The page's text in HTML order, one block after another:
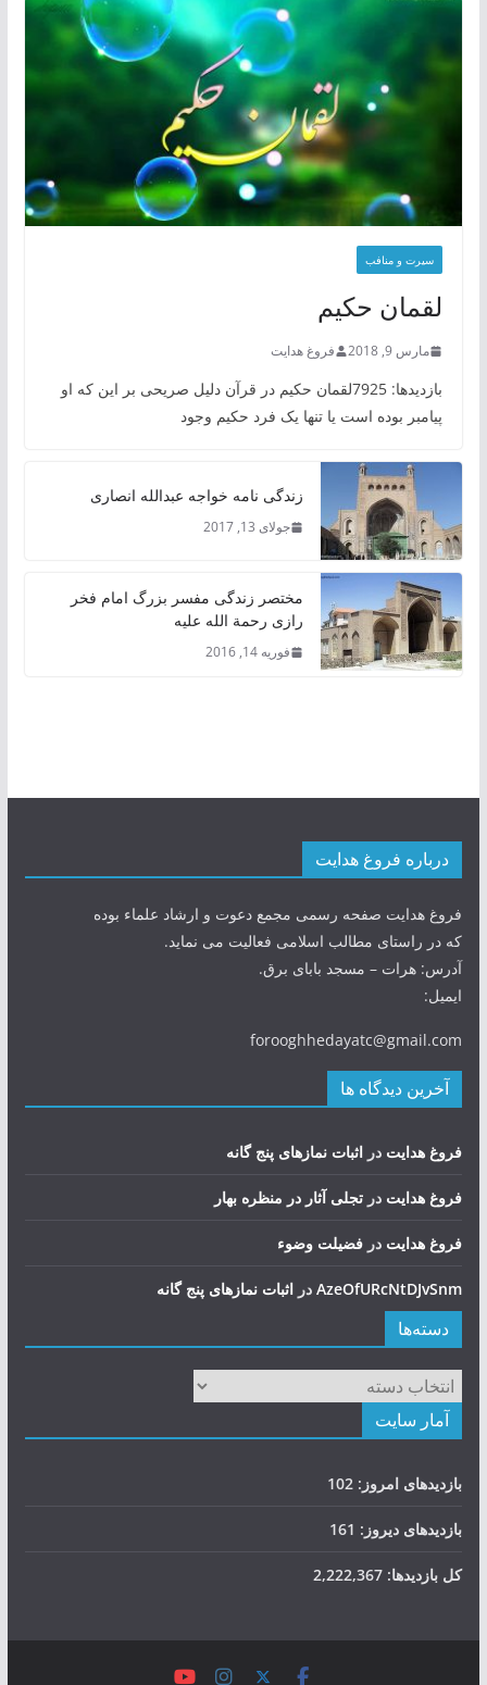
سیرت و منافب
لقمان حکیم
مارس 9, 2018 فروغ هدایت
بازدیدها: 7925لقمان حکیم در قرآن دلیل صریحی بر این که او
پیامبر بوده است یا تنها یک فرد حکیم وجود
زندگی نامه خواجه عبدالله انصاری
جولای 13, 2017
مختصر زندگی مفسر بزرگ امام فخر
رازی رحمة الله علیه
فوریه 14, 2016
درباره فروغ هدایت
فروغ هدایت صفحه رسمی مجمع دعوت و ارشاد علماء بوده
که در راستای مطالب اسلامی فعالیت می نماید.
آدرس: هرات – مسجد بابای برق.
ایمیل:
forooghhedayatc@gmail.com
آخرین دیدگاه ها
فروغ هدایت در اثبات نمازهای پنج گانه
فروغ هدایت در تجلی آثار در منظره بهار
فروغ هدایت در فضيلت وضوء
AzeOfURcNtDJvSnmدر اثبات نمازهای پنج گانه
دسته‌ها
دسته‌ها
آمار سایت
بازدیدهای امروز: 102
بازدیدهای دیروز: 161
کل بازدیدها: 2,222,367